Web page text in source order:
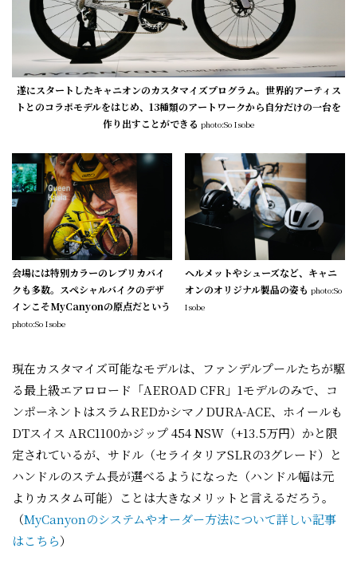
遂にスタートしたキャニオンのカスタマイズプログラム。世界的アーティス
トとのコラボモデルをはじめ、13種類のアートワークから自分だけの一台を
作り出すことができる photo:So Isobe
会場には特別カラーのレプリカバイ
クも多数。スペシャルバイクのデザ
インこそMyCanyonの原点だという
photo:So Isobe
ヘルメットやシューズなど、キャニ
オンのオリジナル製品の姿もphoto:So
Isobe
現在カスタマイズ可能なモデルは、ファンデルプールたちが駆
る最上級エアロロード「AEROAD CFR」1モデルのみで、コ
ンポーネントはスラムREDかシマノDURA-ACE、ホイールも
DTスイス ARC1100かジップ 454 NSW（+13.5万円）かと限
定されているが、サドル（セライタリアSLRの3グレード）と
ハンドルのステム長が選べるようになった（ハンドル幅は元
よりカスタム可能）ことは大きなメリットと言えるだろう。
（MyCanyonのシステムやオーダー方法について詳しい記事
はこちら）